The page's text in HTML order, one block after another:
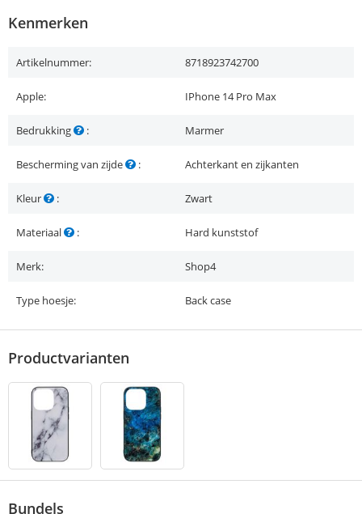
Kenmerken
Artikelnummer: 8718923742700
Apple: IPhone 14 Pro Max
Bedrukking : Marmer
Bescherming van zijde : Achterkant en zijkanten
Kleur : Zwart
Materiaal : Hard kunststof
Merk: Shop4
Type hoesje: Back case
Productvarianten
Bundels